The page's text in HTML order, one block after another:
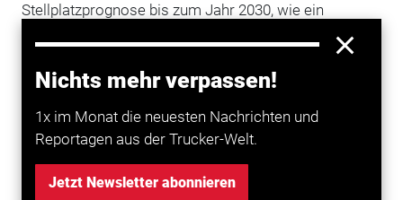
Nichts mehr verpassen!
1x im Monat die neuesten Nachrichten und
Reportagen aus der Trucker-Welt.
Jetzt Newsletter abonnieren
Stellplatzprognose bis zum Jahr 2030, wie ein
kommenden Frühjahr gerechnet. Ende 2014 gab es an
den Autobahnen im Südwesten 6000 Parkplätze. Im
zu 130 neue Parkmöglichkeiten gebaut werden. Dafür
stehen 13,4 Millionen Euro bereit. Im Schnitt liegen die
Kosten für einen Stellplatz zwischen 50.000 und
100.000 Euro.